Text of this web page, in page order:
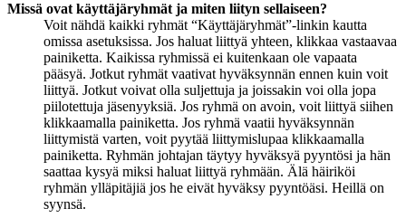
Missä ovat käyttäjäryhmät ja miten liityn sellaiseen?
Voit nähdä kaikki ryhmät “Käyttäjäryhmät”-linkin kautta
omissa asetuksissa. Jos haluat liittyä yhteen, klikkaa vastaavaa
painiketta. Kaikissa ryhmissä ei kuitenkaan ole vapaata
pääsyä. Jotkut ryhmät vaativat hyväksynnän ennen kuin voit
liittyä. Jotkut voivat olla suljettuja ja joissakin voi olla jopa
piilotettuja jäsenyyksiä. Jos ryhmä on avoin, voit liittyä siihen
klikkaamalla painiketta. Jos ryhmä vaatii hyväksynnän
liittymistä varten, voit pyytää liittymislupaa klikkaamalla
painiketta. Ryhmän johtajan täytyy hyväksyä pyyntösi ja hän
saattaa kysyä miksi haluat liittyä ryhmään. Älä häiriköi
ryhmän ylläpitäjiä jos he eivät hyväksy pyyntöäsi. Heillä on
syynsä.